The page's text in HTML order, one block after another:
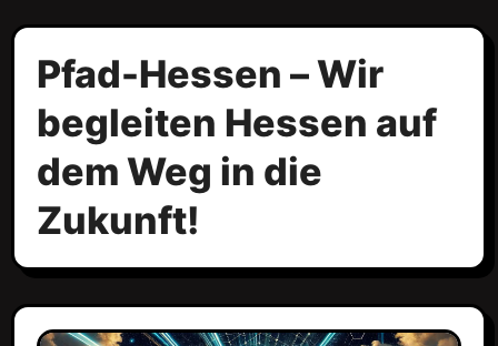
Pfad-Hessen – Wir
begleiten Hessen auf
dem Weg in die
Zukunft!